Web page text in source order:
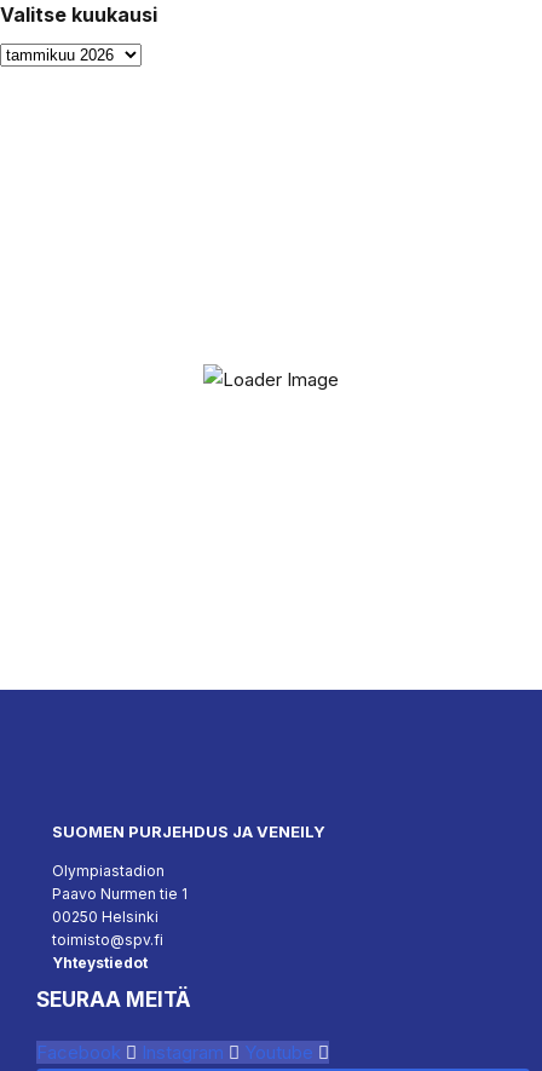
Valitse kuukausi
Valitse
SUOMEN PURJEHDUS JA VENEILY
Olympiastadion
Paavo Nurmen tie 1
00250 Helsinki
toimisto@spv.fi
Yhteystiedot
SEURAA MEITÄ
Facebook Instagram Youtube